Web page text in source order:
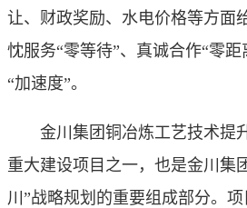
让、财政奖励、水电价格等方面
忱服务“零等待”、真诚合作“零
“加速度”。
金川集团铜冶炼工艺技术提
重大建设项目之一，也是金川集
川”战略规划的重要组成部分。